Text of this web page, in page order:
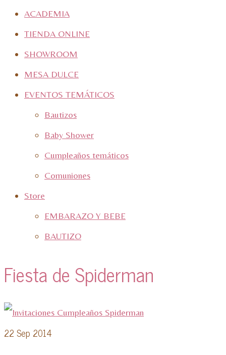
ACADEMIA
TIENDA ONLINE
SHOWROOM
MESA DULCE
EVENTOS TEMÁTICOS
Bautizos
Baby Shower
Cumpleaños temáticos
Comuniones
Store
EMBARAZO Y BEBE
BAUTIZO
Fiesta de Spiderman
22 Sep 2014